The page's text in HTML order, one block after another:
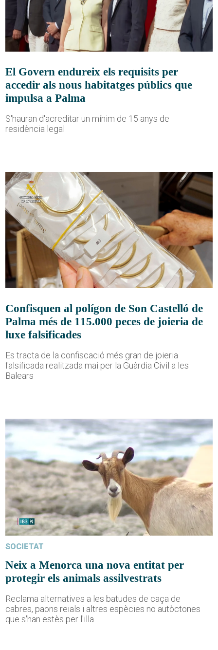
El Govern endureix els requisits per
accedir als nous habitatges públics que
impulsa a Palma
S'hauran d'acreditar un mínim de 15 anys de
residència legal
Confisquen al polígon de Son Castelló de
Palma més de 115.000 peces de joieria de
luxe falsificades
Es tracta de la confiscació més gran de joieria
falsificada realitzada mai per la Guàrdia Civil a les
Balears
SOCIETAT
Neix a Menorca una nova entitat per
protegir els animals assilvestrats
Reclama alternatives a les batudes de caça de
cabres, paons reials i altres espècies no autòctones
que s'han estès per l'illa